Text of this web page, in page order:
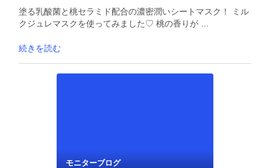
塗る乳酸菌と桃セラミド配合の濃密潤いシートマスク！ ミル
クジュレマスクを使ってみました♡ 桃の香りが …
続きを読む
モニターブログ